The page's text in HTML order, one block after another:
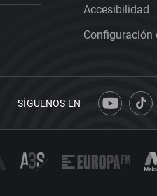
Accesibilidad
Configuración
SÍGUENOS EN